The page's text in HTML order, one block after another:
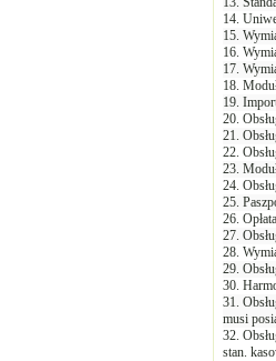
14.
15.
16.
17.
18.
19.
20.
21.
22.
23.
24.
25.
26.
27.
28.
29.
30.
31.
musi
32.
stan.